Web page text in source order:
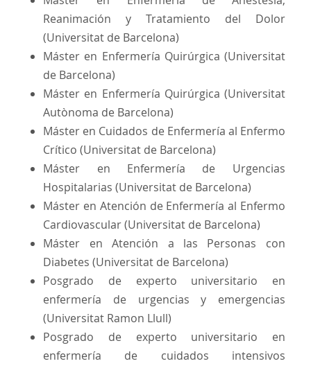
Reanimación y Tratamiento del Dolor
(Universitat de Barcelona)
Máster en Enfermería Quirúrgica (Universitat
de Barcelona)
Máster en Enfermería Quirúrgica (Universitat
Autònoma de Barcelona)
Máster en Cuidados de Enfermería al Enfermo
Crítico (Universitat de Barcelona)
Máster en Enfermería de Urgencias
Hospitalarias (Universitat de Barcelona)
Máster en Atención de Enfermería al Enfermo
Cardiovascular (Universitat de Barcelona)
Máster en Atención a las Personas con
Diabetes (Universitat de Barcelona)
Posgrado de experto universitario en
enfermería de urgencias y emergencias
(Universitat Ramon Llull)
Posgrado de experto universitario en
enfermería de cuidados intensivos